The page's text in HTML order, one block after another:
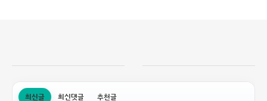
최신글 최신댓글 추천글